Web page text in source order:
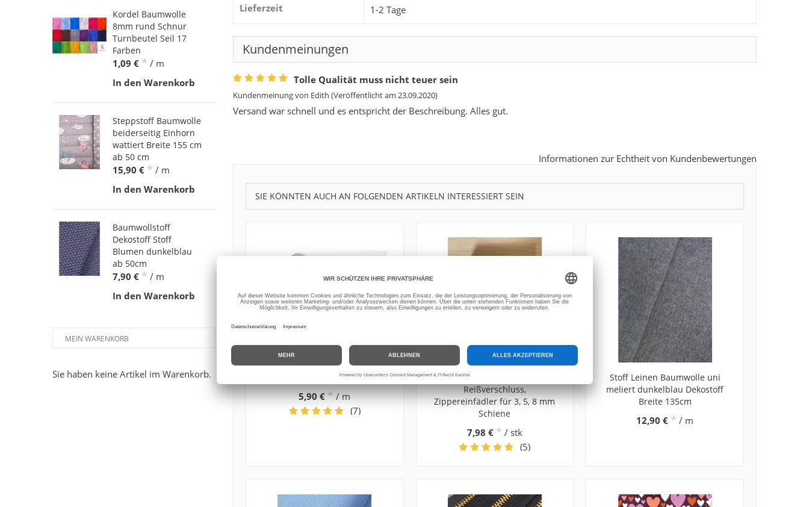
Lieferzeit 1-2 Tage
Kundenmeinungen
Tolle Qualität muss nicht teuer sein
Kundenmeinung von Edith (Veröffentlicht am 23.09.2020)
Versand war schnell und es entspricht der Beschreibung. Alles gut.
Informationen zur Echtheit von Kundenbewertungen
SIE KÖNNTEN AUCH AN FOLGENDEN ARTIKELN INTERESSIERT SEIN
Bügelfolie, Thermofolie
5,90 € * / m
(7)
Zipper Einfädler für endlos
Reißverschluss,
Zippereinfädler für 3, 5, 8 mm
Schiene
7,98 € * / stk
(5)
Stoff Leinen Baumwolle uni
meliert dunkelblau Dekostoff
Breite 135cm
12,90 € * / m
Kordel Baumwolle
8mm rund Schnur
Turnbeutel Seil 17
Farben
1,09 € * / m
In den Warenkorb
Steppstoff Baumwolle
beiderseitig Einhorn
wattiert Breite 155 cm
ab 50 cm
15,90 € * / m
In den Warenkorb
Baumwollstoff
Dekostoff Stoff
Blumen dunkelblau
ab 50cm
7,90 € * / m
In den Warenkorb
MEIN WARENKORB
Sie haben keine Artikel im Warenkorb.